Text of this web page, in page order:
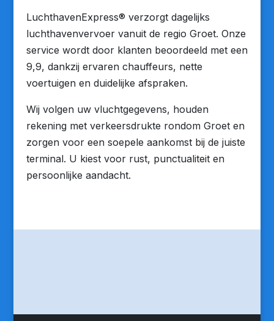
LuchthavenExpress® verzorgt dagelijks
luchthavenvervoer vanuit de regio Groet. Onze
service wordt door klanten beoordeeld met een
9,9, dankzij ervaren chauffeurs, nette
voertuigen en duidelijke afspraken.
Wij volgen uw vluchtgegevens, houden
rekening met verkeersdrukte rondom Groet en
zorgen voor een soepele aankomst bij de juiste
terminal. U kiest voor rust, punctualiteit en
persoonlijke aandacht.